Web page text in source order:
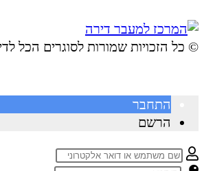
© ​כל הזכויות שמורות לסוגרים הכל
התחבר
הרשם